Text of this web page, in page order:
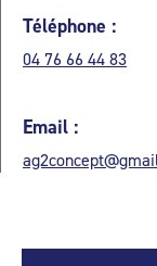
Téléphone :
04 76 66 44 83
Email :